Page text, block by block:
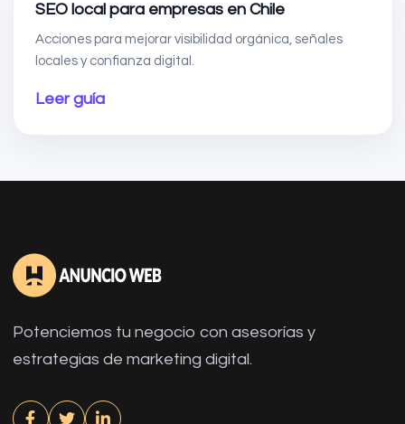
SEO local para empresas en Chile
Acciones para mejorar visibilidad orgánica, señales
locales y confianza digital.
Leer guía
Potenciemos tu negocio con asesorías y
estrategias de marketing digital.